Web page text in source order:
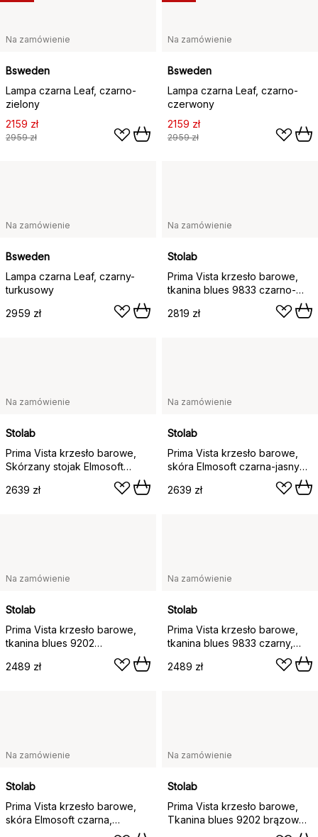
Na zamówienie
Bsweden
Lampa czarna Leaf, czarno-
zielony
2159 zł
2959 zł
Na zamówienie
Bsweden
Lampa czarna Leaf, czarno-
czerwony
2159 zł
2959 zł
Na zamówienie
Bsweden
Lampa czarna Leaf, czarny-
turkusowy
2959 zł
Na zamówienie
Stolab
Prima Vista krzesło barowe,
tkanina blues 9833 czarno-
jasnomatowy lakierowany
stojak brzozowy
2819 zł
Na zamówienie
Stolab
Prima Vista krzesło barowe,
Skórzany stojak Elmosoft
ciemnobrązowo-jasnomatowy
lakierowany brzoza, 65 cm
2639 zł
Na zamówienie
Stolab
Prima Vista krzesło barowe,
skóra Elmosoft czarna-jasny
matowy lakierowany stojak
brzozowy, 65 cm
2639 zł
Na zamówienie
Stolab
Prima Vista krzesło barowe,
tkanina blues 9202
brązowy/beżowy, jasny
matowy lakierowany stojak
2489 zł
Na zamówienie
Stolab
Prima Vista krzesło barowe,
tkanina blues 9833 czarny,
olejowany na biało stojak
brzozowy
2489 zł
Na zamówienie
Stolab
Prima Vista krzesło barowe,
skóra Elmosoft czarna,
podstawa z białej olejowanej
Na zamówienie
Stolab
Prima Vista krzesło barowe,
Tkanina blues 9202 brązowo-
beżowo-biały olejowany